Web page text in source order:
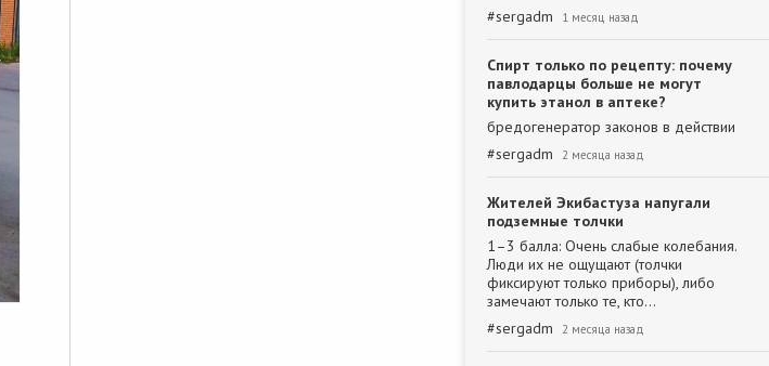
#sergadm 1 месяц назад
Спирт только по рецепту: почему
павлодарцы больше не могут
купить этанол в аптеке?
бредогенератор законов в действии
#sergadm 2 месяца назад
Жителей Экибастуза напугали
подземные толчки
1–3 балла: Очень слабые колебания.
Люди их не ощущают (толчки
фиксируют только приборы), либо
замечают только те, кто…
#sergadm 2 месяца назад